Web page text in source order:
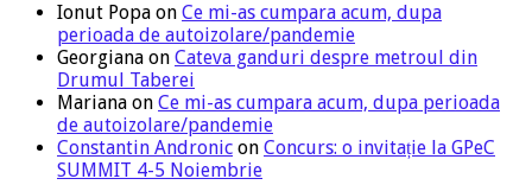
Ionut Popa on Ce mi-as cumpara acum, dupa
perioada de autoizolare/pandemie
Georgiana on Cateva ganduri despre metroul din
Drumul Taberei
Mariana on Ce mi-as cumpara acum, dupa perioada
de autoizolare/pandemie
Constantin Andronic on Concurs: o invitație la GPeC
SUMMIT 4-5 Noiembrie